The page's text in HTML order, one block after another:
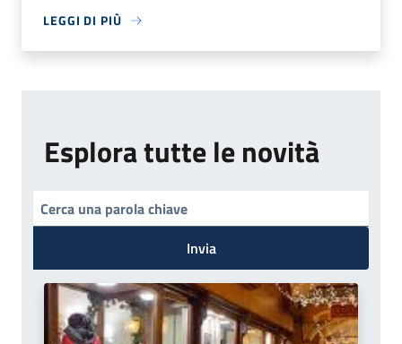
LEGGI DI PIÙ
Esplora tutte le novità
Invia